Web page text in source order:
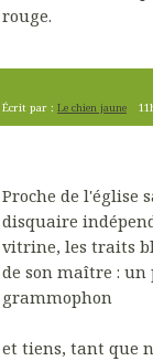
rouge.
Écrit par : Le chien jaune
Proche de l'église
disquaire
vitrine, les traits
de son maître : un
grammophon
et tiens, tant que